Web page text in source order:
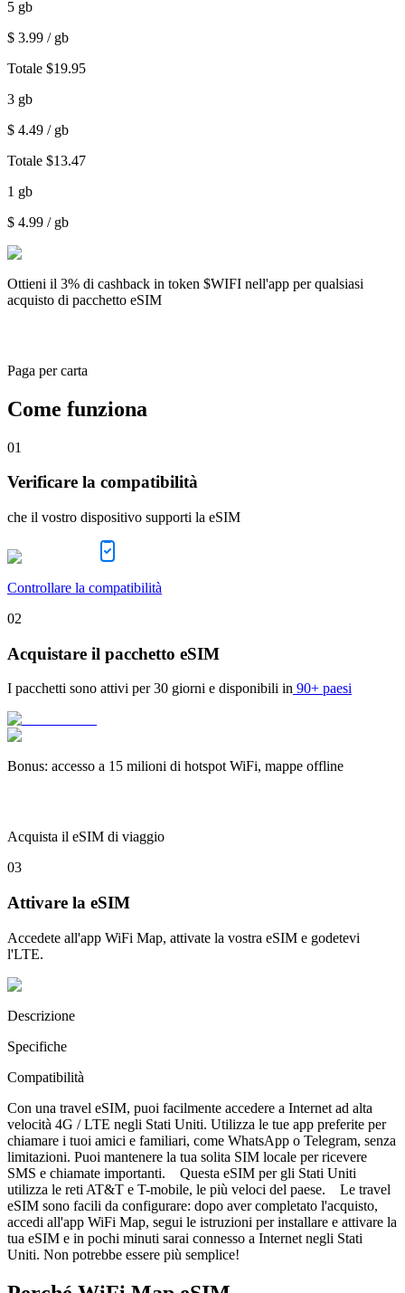
5 gb
$ 3.99 / gb
Totale $19.95
3 gb
$ 4.49 / gb
Totale $13.47
1 gb
$ 4.99 / gb
Ottieni il 3% di cashback in token $WIFI nell'app per qualsiasi
acquisto di pacchetto eSIM
Paga per carta
Come funziona
01
Verificare la compatibilità
che il vostro dispositivo supporti la eSIM
Controllare la compatibilità
02
Acquistare il pacchetto eSIM
I pacchetti sono attivi per 30 giorni e disponibili in 90+ paesi
Bonus: accesso a 15 milioni di hotspot WiFi, mappe offline
Acquista il eSIM di viaggio
03
Attivare la eSIM
Accedete all'app WiFi Map, attivate la vostra eSIM e godetevi
l'LTE.
Descrizione
Specifiche
Compatibilità
Con una travel eSIM, puoi facilmente accedere a Internet ad alta
velocità 4G / LTE negli Stati Uniti. Utilizza le tue app preferite per
chiamare i tuoi amici e familiari, come WhatsApp o Telegram, senza
limitazioni. Puoi mantenere la tua solita SIM locale per ricevere
SMS e chiamate importanti. Questa eSIM per gli Stati Uniti
utilizza le reti AT&T e T-mobile, le più veloci del paese. Le travel
eSIM sono facili da configurare: dopo aver completato l'acquisto,
accedi all'app WiFi Map, segui le istruzioni per installare e attivare la
tua eSIM e in pochi minuti sarai connesso a Internet negli Stati
Uniti. Non potrebbe essere più semplice!